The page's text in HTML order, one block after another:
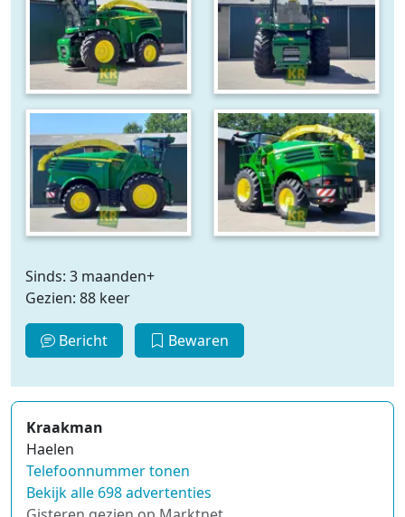
Sinds: 3 maanden+
Gezien: 88 keer
Bericht Bewaren
Kraakman
Haelen
Telefoonnummer tonen
Bekijk alle 698 advertenties